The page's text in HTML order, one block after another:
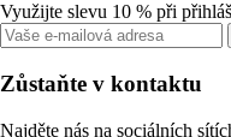
Využijte slevu 10 % při
Zůstaňte v kontaktu
Najděte nás na sociálních